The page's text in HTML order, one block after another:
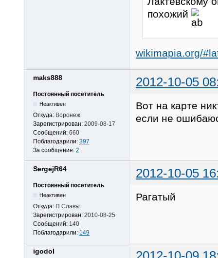
похожий
wikimapia.org/
maks888 2012-10-05
Постоянный посетитель
Неактивен
Откуда: Воронеж
Зарегистрирован: 2009-08-17
Сообщений: 660
Поблагодарили: 397
За сообщение: 2
Вот на карте
если не
SergejR64 2012-10-05
Постоянный посетитель
Неактивен
Откуда: П Славы
Зарегистрирован: 2010-08-25
Сообщений: 140
Поблагодарили: 149
Рагатый
igodol